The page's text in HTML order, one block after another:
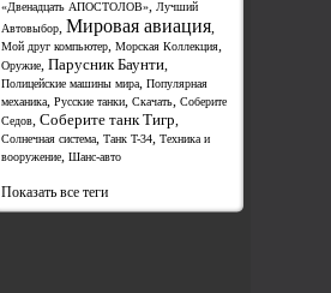
«Двенадцать АПОСТОЛОВ», Лучший
Автовыбор, Мировая авиация,
Мой друг компьютер, Морская Коллекция,
Оружие, Парусник Баунти,
Полицейские машины мира, Популярная
механика, Русские танки, Скачать, Соберите
Седов, Соберите танк Тигр,
Солнечная система, Танк T-34, Техника и
вооружение, Шанс-авто
Показать все теги